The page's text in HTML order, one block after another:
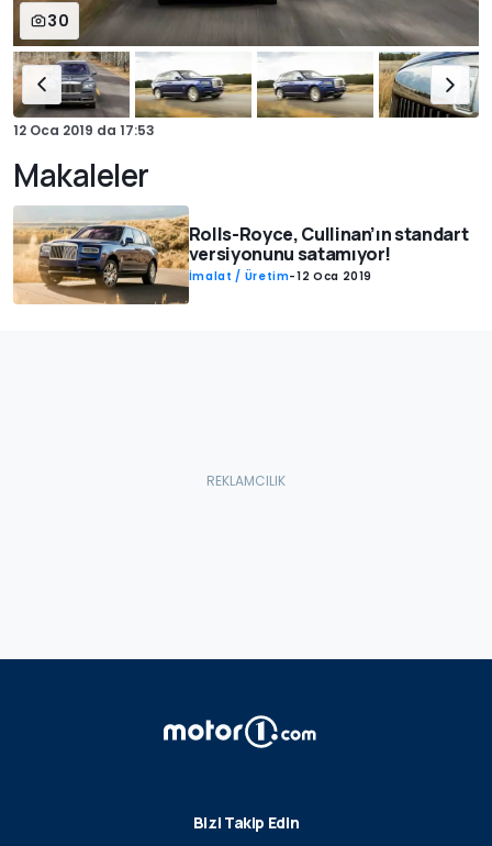
30
12 Oca 2019 da 17:53
Makaleler
Rolls-Royce, Cullinan’ın standart
versiyonunu satamıyor!
İmalat / Üretim-12 Oca 2019
Bizi Takip Edin